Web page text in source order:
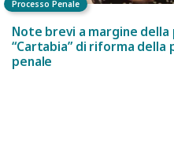
Processo Penale
Note brevi a margine
“Cartabia” di riforma della
penale